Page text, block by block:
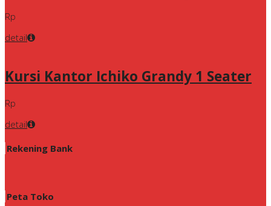
Rp
detail
Kursi Kantor Ichiko Grandy 1 Seater
Rp
detail
Rekening Bank
Peta Toko